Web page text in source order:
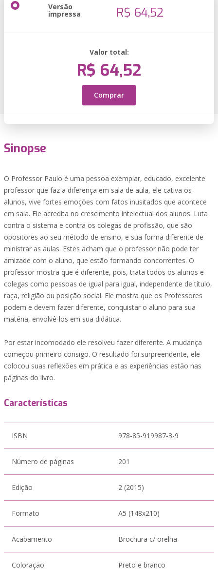
Versão
impressa R$ 64,52
Valor total:
R$ 64,52
Comprar
Sinopse
O Professor Paulo é uma pessoa exemplar, educado, excelente
professor que faz a diferença em sala de aula, ele cativa os
alunos, vive fortes emoções com fatos inusitados que acontece
em sala. Ele acredita no crescimento intelectual dos alunos. Luta
contra o sistema e contra os colegas de profissão, que são
opositores ao seu método de ensino, e sua forma diferente de
ministrar as aulas. Estes acham que o professor não pode ter
amizade com o aluno, que estão formando concorrentes. O
professor mostra que é diferente, pois, trata todos os alunos e
colegas como pessoas de igual para igual, independente de título,
raça, religião ou posição social. Ele mostra que os Professores
podem e devem fazer diferente, conquistar o aluno para sua
matéria, envolvê-los em sua didática.
Por estar incomodado ele resolveu fazer diferente. A mudança
começou primeiro consigo. O resultado foi surpreendente, ele
colocou suas reflexões em prática e as experiências estão nas
páginas do livro.
Características
ISBN 978-85-919987-3-9
Número de páginas 201
Edição 2 (2015)
Formato A5 (148x210)
Acabamento Brochura c/ orelha
Coloração Preto e branco